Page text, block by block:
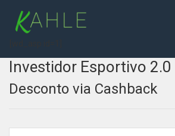
Investidor Esportivo 2.0
Desconto via Cashback